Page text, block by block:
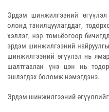
Эрдэм шинжилгээний
олонд танилцуулагддаг,
хэллэг, нэр томьёогоор
эрдэм шинжилгээний
шинжилгээний өгүүлэл нь
шалтгаалан үнэ цэн нь
эшлэгдэх боломж нэмэгдэнэ.
Эрдэм шинжилгээний